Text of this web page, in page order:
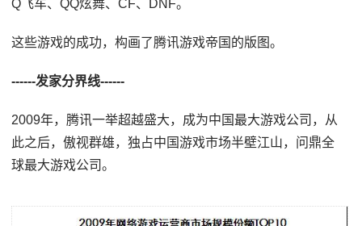
Q飞车、QQ炫舞、CF、DNF。
这些游戏的成功，构画了腾讯游戏帝国的版图。
------发家分界线------
2009年，腾讯一举超越盛大，成为中国最大游戏公司，从
此之后，傲视群雄，独占中国游戏市场半壁江山，问鼎全
球最大游戏公司。